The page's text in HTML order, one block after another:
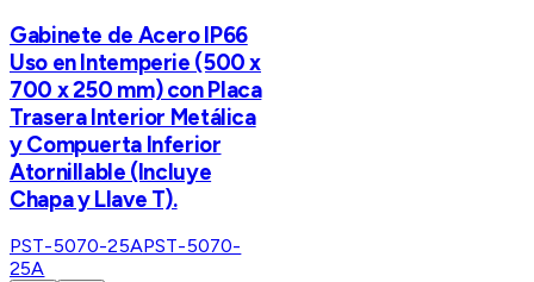
Gabinete de Acero IP66
Uso en Intemperie (500 x
700 x 250 mm) con Placa
Trasera Interior Metálica
y Compuerta Inferior
Atornillable (Incluye
Chapa y Llave T).
PST-5070-25APST-5070-
25A